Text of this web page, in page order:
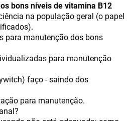
bons níveis de vitamina B12
na população geral (o papel
para manutenção dos bons
para manutenção
faço - saindo dos
para manutenção.